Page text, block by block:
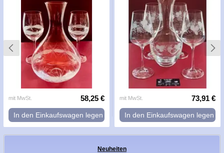
Neuheiten
mit MwSt. 58,25 €
In den Einkaufswagen legen
mit MwSt. 73,91 €
In den Einkaufswagen legen